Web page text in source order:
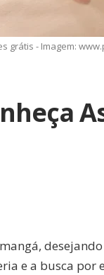
grátis - Imagem:
e a busca por